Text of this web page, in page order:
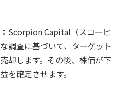
Scorpion Capital（スコーピ
調査に基づいて、ターゲット
却します。その後、株価が下
を確定させます。